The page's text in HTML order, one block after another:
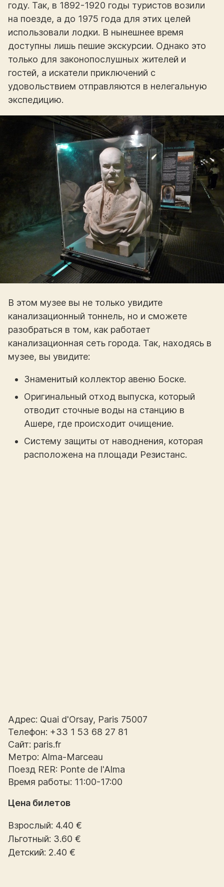
году. Так, в 1892-1920 годы туристов возили
на поезде, а до 1975 года для этих целей
использовали лодки. В нынешнее время
доступны лишь пешие экскурсии. Однако это
только для законопослушных жителей и
гостей, а искатели приключений с
удовольствием отправляются в нелегальную
экспедицию.
В этом музее вы не только увидите
канализационный тоннель, но и сможете
разобраться в том, как работает
канализационная сеть города. Так, находясь в
музее, вы увидите:
Знаменитый коллектор авеню Боске.
Оригинальный отход выпуска, который
отводит сточные воды на станцию в
Ашере, где происходит очищение.
Систему защиты от наводнения, которая
расположена на площади Резистанс.
Адрес: Quai d'Orsay, Paris 75007
Телефон: +33 1 53 68 27 81
Сайт: paris.fr
Метро: Alma-Marceau
Поезд RER: Ponte de l'Alma
Время работы: 11:00-17:00
Цена билетов
Взрослый: 4.40 €
Льготный: 3.60 €
Детский: 2.40 €